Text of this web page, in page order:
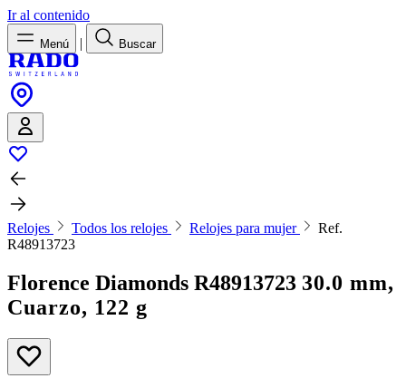
Ir al contenido
Menú | Buscar
Relojes Todos los relojes Relojes para mujer
Ref.
R48913723
Florence Diamonds R48913723 30.0 mm,
Cuarzo, 122 g